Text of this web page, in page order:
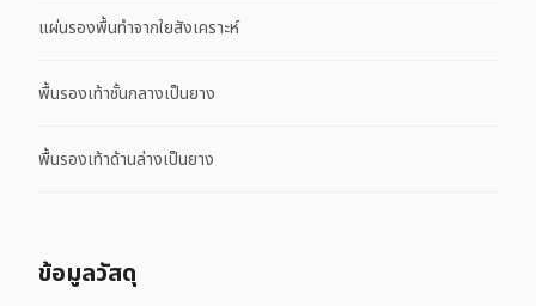
แผ่นรองพื้นทำจากใยสังเคราะห์
พื้นรองเท้าชั้นกลางเป็นยาง
พื้นรองเท้าด้านล่างเป็นยาง
ข้อมูลวัสดุ